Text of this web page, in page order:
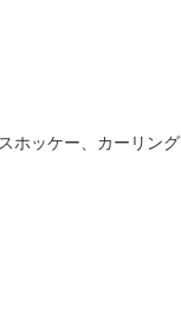
ホッケー、カーリング